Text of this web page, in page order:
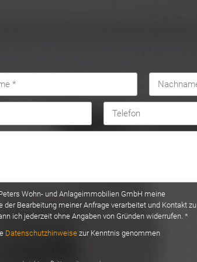
Wohn- und Anlageimmobilien GmbH meine
Bearbeitung meiner Anfrage verarbeitet und Kontakt zu
ich jederzeit ohne Angaben von Gründen widerrufen. *
Datenschutzhinweisezur Kenntnis genommen